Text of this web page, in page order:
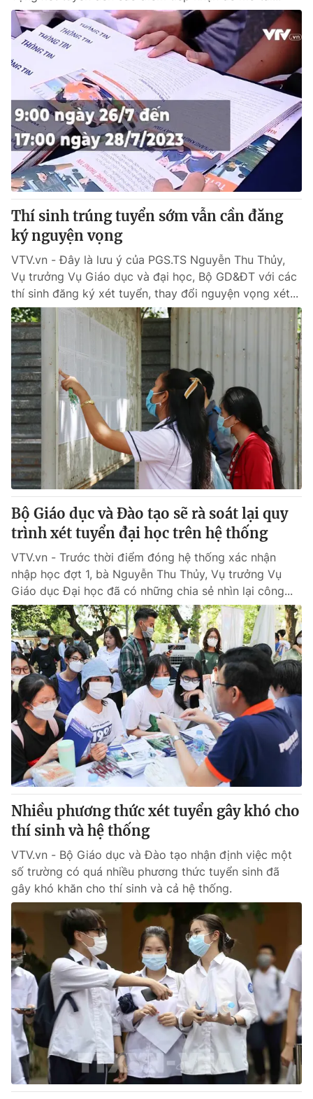
Nhân vật
Khán giả
Giải sao mai
Điện ảnh
Âm nhạc
Sao
Đời sống
Du lịch
Làm đẹp
Chất lượng cuộc sống
Giáo dục
Tuyển sinh
Học trực tuyến
Công nghệ
Hitech Công nghệ tương lai
Sản phẩm
Thị trường
Tư vấn
Giao lưu trực tuyến
Lịch phát sóng
Chuyên mục khác
Emagazine Podcast
Photo Infographic
Video Shorts video
VTV Money VTV Thể thao
VTV Sức khoẻ Bất động sản
Thị trường 24h Tấm lòng Việt
VTV4 Vươn mình bằng AI
VTV8
Liên hệ tòa soạn English
THỜI BÁO VTV
Theo dõi báo trên
Cơ quan chủ quản:Đài Truyền hình Việt Nam
Cơ quan báo chí:Thời báo VTV
Giấy phép hoạt động báo in và báo điện tử số 483/GP-BTTTT
cấp ngày 29/12/2023
Tổng Biên tập:Vũ Thanh Thủy
Phó Tổng Biên tập:Nguyễn Thị Mỹ Hạnh, Phạm Quốc Thắng,
Nguyễn Trọng Ninh
Tổng đài VTV: 024.38 355 931 - 024.38 355 932
Ðiện thoại Thời báo VTV: 024.66 897 897
Email:toasoan@vtv.vn
Liên hệ quảng cáo:024-7300.7108
Thí sinh trúng tuyển sớm vẫn cần đăng
ký nguyện vọng
VTV.vn - Đây là lưu ý của PGS.TS Nguyễn Thu Thủy,
Vụ trưởng Vụ Giáo dục và đại học, Bộ GD&ĐT với các
thí sinh đăng ký xét tuyển, thay đổi nguyện vọng xét...
Bộ Giáo dục và Đào tạo sẽ rà soát lại quy
trình xét tuyển đại học trên hệ thống
VTV.vn - Trước thời điểm đóng hệ thống xác nhận
nhập học đợt 1, bà Nguyễn Thu Thủy, Vụ trưởng Vụ
Giáo dục Đại học đã có những chia sẻ nhìn lại công...
Nhiều phương thức xét tuyển gây khó cho
thí sinh và hệ thống
VTV.vn - Bộ Giáo dục và Đào tạo nhận định việc một
số trường có quá nhiều phương thức tuyển sinh đã
gây khó khăn cho thí sinh và cả hệ thống.